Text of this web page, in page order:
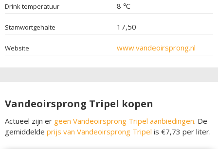
Drink temperatuur 8 ℃
Stamwortgehalte 17,50
Website www.vandeoirsprong.nl
Vandeoirsprong Tripel kopen
Actueel zijn er geen Vandeoirsprong Tripel aanbiedingen. De
gemiddelde prijs van Vandeoirsprong Tripel is €7,73 per liter.